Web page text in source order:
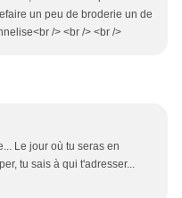
un peu de broderie un de
/> <br /> <br />
Le jour où tu seras en
tu sais à qui t'adresser...